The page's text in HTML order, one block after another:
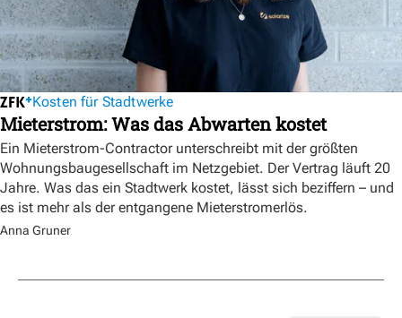
Kosten für Stadtwerke
Mieterstrom: Was das Abwarten kostet
Ein Mieterstrom-Contractor unterschreibt mit der größten
Wohnungsbaugesellschaft im Netzgebiet. Der Vertrag läuft 20
Jahre. Was das ein Stadtwerk kostet, lässt sich beziffern – und
es ist mehr als der entgangene Mieterstromerlös.
Anna Gruner